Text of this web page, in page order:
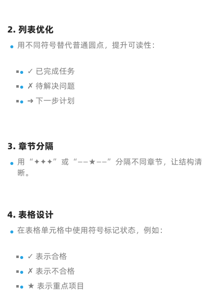
2. 列表优化
用不同符号替代普通圆点，提升可读性：
✓ 已完成任务
✗ 待解决问题
➜ 下一步计划
3. 章节分隔
用 “✦✦✦” 或 “——★——” 分隔不同章节，让结构清
晰。
4. 表格设计
在表格单元格中使用符号标记状态，例如：
✓ 表示合格
✗ 表示不合格
★ 表示重点项目